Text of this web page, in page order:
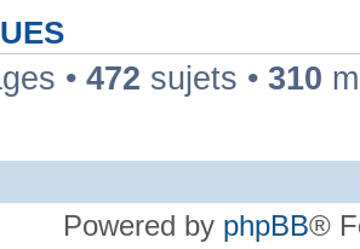
• 472 sujets • 310
Powered by phpBB®